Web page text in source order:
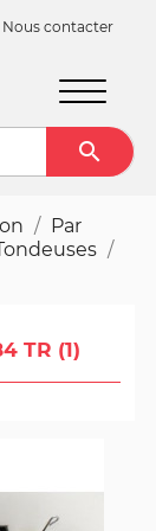
Nous contacter

Par
TR (1)